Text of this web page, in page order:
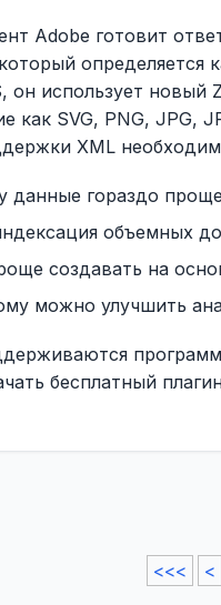
Adobe готовит
определяется
он использует новый
как SVG, PNG, JPG,
XML
данные гораздо
объемных
создавать на
можно улучшить
бесплатный
<<< <